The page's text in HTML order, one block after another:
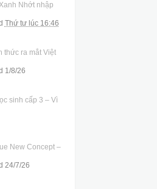
Nhớt nhập
Thứ tư lúc 16:46
thức ra mắt Việt
1/8/26
sinh cấp 3 – Vì
New Concept –
24/7/26